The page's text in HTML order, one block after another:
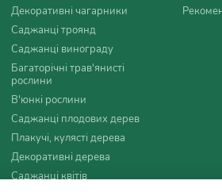
Декоративні чагарники
Саджанці троянд
Саджанці винограду
Багаторічні трав'янисті
рослини
В'юнкі рослини
Саджанці плодових дерев
Плакучі, кулясті дерева
Декоративні дерева
Саджанці квітів